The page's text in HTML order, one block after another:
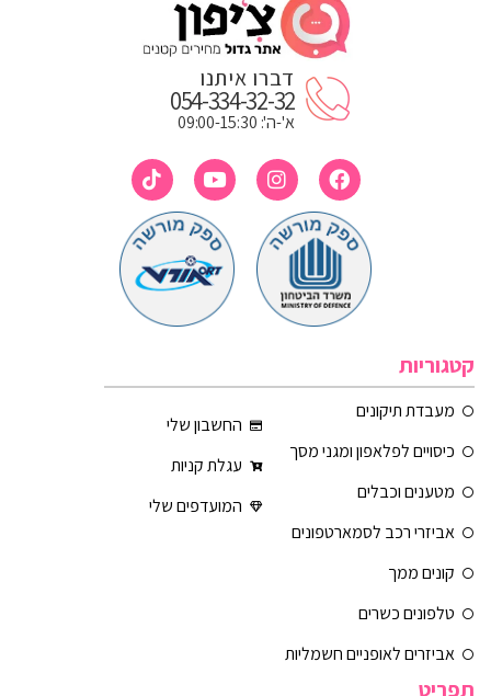
דברו איתנו
054-334-32-32
א'-ה': 09:00-15:30
קטגוריות
מעבדת תיקונים
כיסויים לפלאפון ומגני מסך
מטענים וכבלים
אביזרי רכב לסמארטפונים
קונים ממך
טלפונים כשרים
אביזרים לאופניים חשמליות
החשבון שלי
עגלת קניות
המועדפים שלי
תפריט